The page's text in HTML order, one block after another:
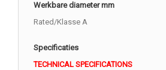
Werkbare diameter mm
Rated/Klasse A
Specificaties
TECHNICAL SPECIFICATIONS